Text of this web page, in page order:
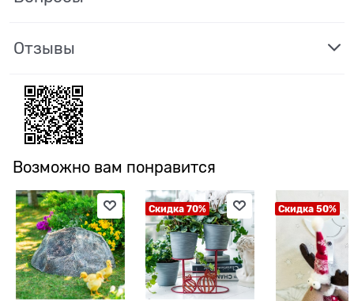
Отзывы
Возможно вам понравится
Скидка 70% Скидка 50%